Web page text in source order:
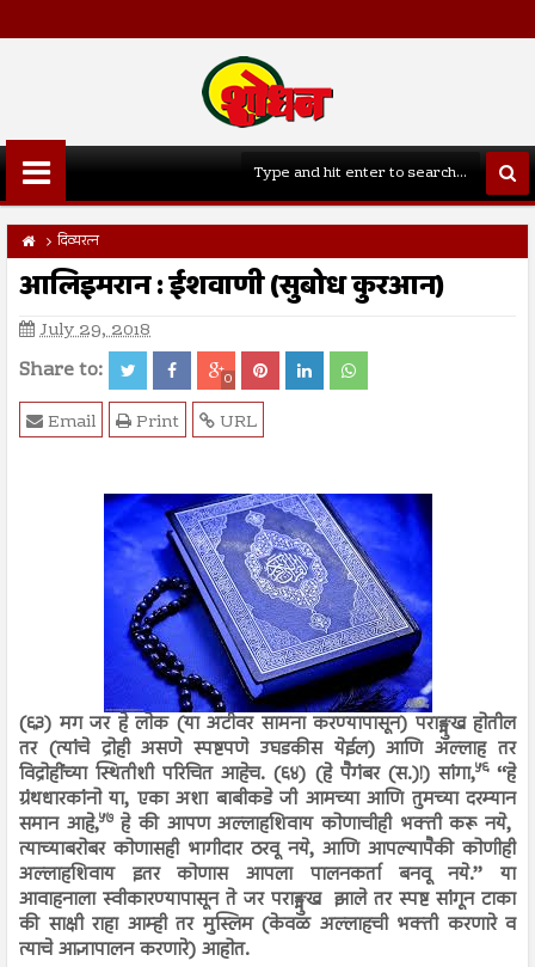
दिव्यरत्न
आलिइमरान : ईशवाणी (सुबोध कुरआन)
July 29, 2018
Share to: 0
URL
Print
Email
(६३) मग जर हे लोक (या अटीवर सामना करण्यापासून) पराङ्मुख होतील
तर (त्यांचे द्रोही असणे स्पष्टपणे उघडकीस येईल) आणि अल्लाह तर
विद्रोहींच्या स्थितीशी परिचित आहेच. (६४) (हे पैगंबर (स.)!) सांगा,५६‘‘हे
ग्रंथधारकांनो या, एका अशा बाबीकडे जी आमच्या आणि तुमच्या दरम्यान
समान आहे,५७हे की आपण अल्लाहशिवाय कोणाचीही भक्ती करू नये,
त्याच्याबरोबर कोणासही भागीदार ठरवू नये, आणि आपल्यापैकी कोणीही
अल्लाहशिवाय इतर कोणास आपला पालनकर्ता बनवू नये.’’ या
आवाहनाला स्वीकारण्यापासून ते जर पराङ्मुख झाले तर स्पष्ट सांगून टाका
की साक्षी राहा आम्ही तर मुस्लिम (केवळ अल्लाहची भक्ती करणारे व
त्याचे आज्ञापालन करणारे) आहोत.